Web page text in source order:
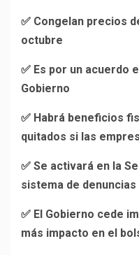
✅ Congelan precios
octubre
✅ Es por un acuerdo
Gobierno
✅ Habrá beneficios
quitados si las
✅ Se activará en la
sistema de denuncias
✅ El Gobierno cede
más impacto en el